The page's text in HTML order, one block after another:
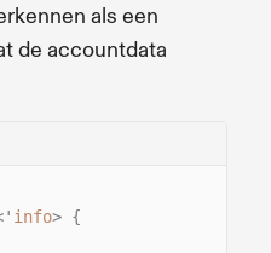
als een
de accountdata
info> {